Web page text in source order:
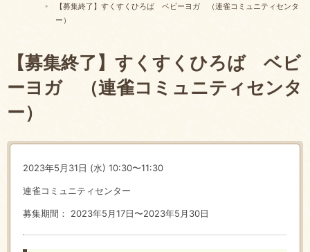
【募集終了】すくすくひろば ベビーヨガ （連雀コミュニティセンタ
ー）
【募集終了】すくすくひろば ベビ
ーヨガ （連雀コミュニティセンタ
ー）
2023年5月31日 (水) 10:30〜11:30
連雀コミュニティセンター
募集期間： 2023年5月17日〜2023年5月30日